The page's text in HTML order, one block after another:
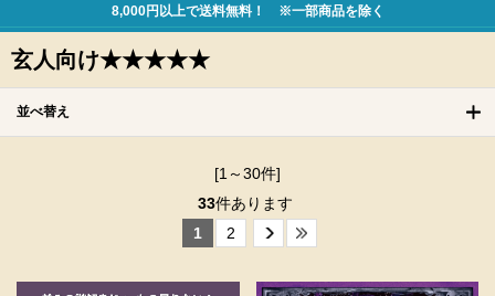
8,000円以上で送料無料！ ※一部商品を除く
玄人向け★★★★★
並べ替え
[1～30件]
33件あります
1
2